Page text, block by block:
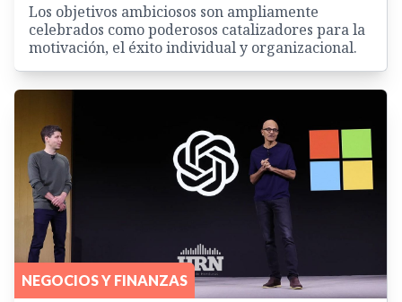
Los objetivos ambiciosos son ampliamente
celebrados como poderosos catalizadores para la
motivación, el éxito individual y organizacional.
NEGOCIOS Y FINANZAS